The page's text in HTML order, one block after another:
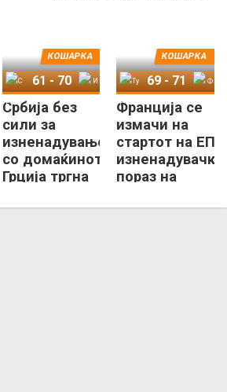
Србија без
сили за
изненадување
со домаќинот,
Грција тргна
победа
КОШАРКА
Србија
61 - 70
Франција се
измачи на
стартот на ЕП,
изненадувачки
пораз на
КОШАРКА
Турција
69- 71